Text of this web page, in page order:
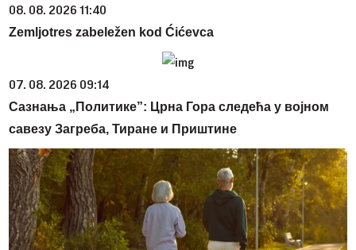
08. 08. 2026 11:40
Zemljotres zabeležen kod Ćićevca
07. 08. 2026 09:14
Сазнања „Политике”: Црна Гора следећа у војном
савезу Загреба, Тиране и Приштине